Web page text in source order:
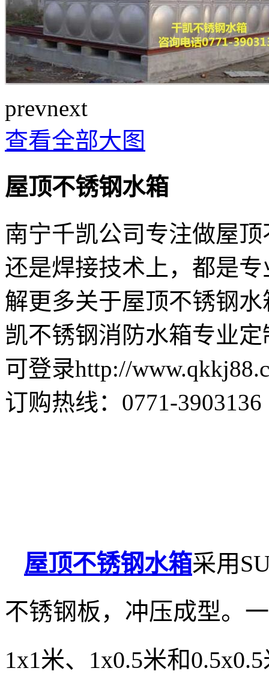
prevnext
查看全部大图
屋顶不锈钢水箱
南宁千凯公司专注做屋
还是焊接技术上，都是
解更多关于屋顶不锈钢
凯不锈钢消防水箱专业
可登录http://
订购热线： 0771-3903136
屋顶不锈钢水箱采用
不锈钢板，冲压成型。
1x1米、1x0.5米和